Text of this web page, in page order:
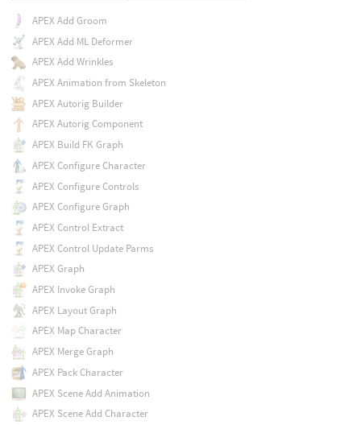
APEX Add Groom
APEX Add ML Deformer
APEX Add Wrinkles
APEX Animation from Skeleton
APEX Autorig Builder
APEX Autorig Component
APEX Build FK Graph
APEX Configure Character
APEX Configure Controls
APEX Configure Graph
APEX Control Extract
APEX Control Update Parms
APEX Graph
APEX Invoke Graph
APEX Layout Graph
APEX Map Character
APEX Merge Graph
APEX Pack Character
APEX Scene Add Animation
APEX Scene Add Character